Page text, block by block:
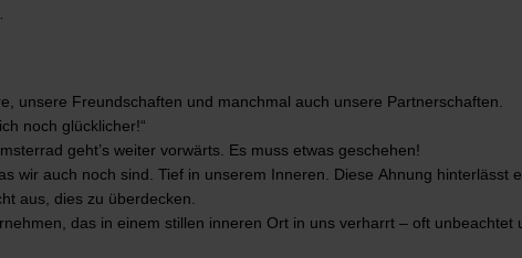
unsere Freundschaften und manchmal auch unsere Partnerschaften.
noch glücklicher!“
geht’s weiter vorwärts. Es muss etwas geschehen!
wir auch noch sind. Tief in unserem Inneren. Diese Ahnung hinterlässt
aus, dies zu überdecken.
das in einem stillen inneren Ort in uns verharrt – oft unbeachtet